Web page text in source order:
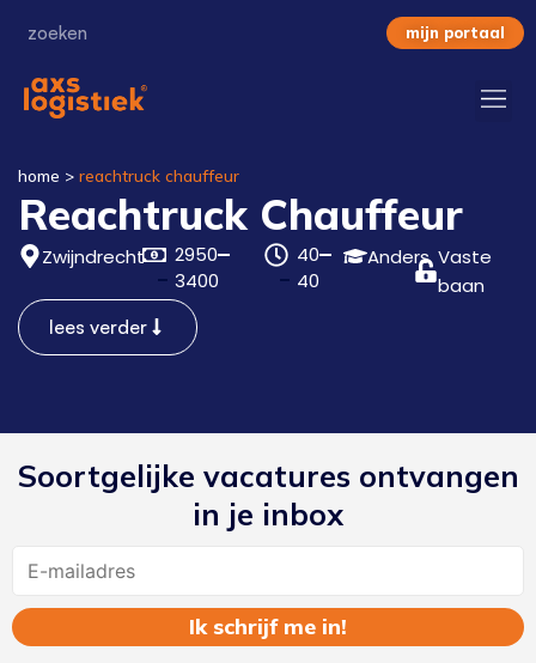
mijn portaal
home > reachtruck chauffeur
Reachtruck Chauffeur
Zwijndrecht
2950
3400
40
40
Anders Vaste
baan
lees verder
Soortgelijke vacatures ontvangen
in je inbox